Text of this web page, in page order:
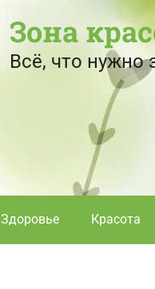
Зона
Всё, что
Здоровье Красота